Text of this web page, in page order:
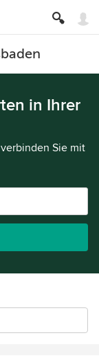
in Ihrer
Sie mit